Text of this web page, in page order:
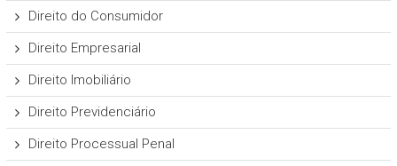
Direito do Consumidor
Direito Empresarial
Direito Imobiliário
Direito Previdenciário
Direito Processual Penal